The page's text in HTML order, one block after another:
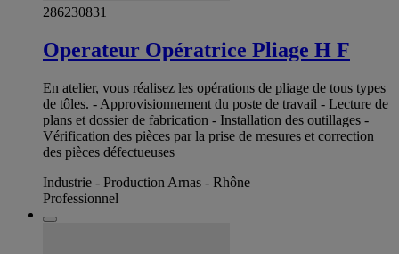
286230831
Operateur Opératrice Pliage H F
En atelier, vous réalisez les opérations de pliage de tous types
de tôles. - Approvisionnement du poste de travail - Lecture de
plans et dossier de fabrication - Installation des outillages -
Vérification des pièces par la prise de mesures et correction
des pièces défectueuses
Industrie - Production Arnas - Rhône
Professionnel